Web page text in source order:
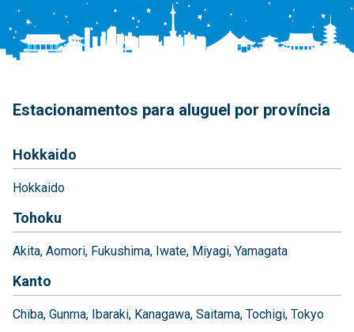
Estacionamentos para aluguel por província
Hokkaido
Hokkaido
Tohoku
Akita Aomori Fukushima Iwate Miyagi Yamagata
Kanto
Chiba Gunma Ibaraki Kanagawa Saitama Tochigi Tokyo